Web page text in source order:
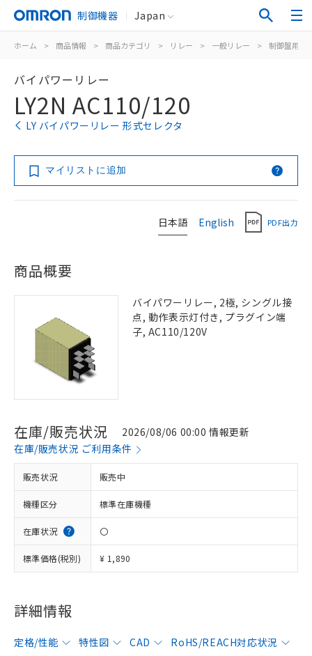
制御機器 Japan
ホーム > 商品情報 > 商品カテゴリ > リレー > 一般リレー > 制御盤用
バイパワーリレー
LY2N AC110/120
LY バイパワーリレー 形式セレクタ
マイリストに追加
日本語 English PDF出力
商品概要
バイパワーリレー, 2極, シングル接
点, 動作表示灯付き, プラグイン端
子, AC110/120V
在庫/販売状況
2026/08/06 00:00 情報更新
在庫/販売状況 ご利用条件
販売状況 販売中
機種区分 標準在庫機種
在庫状況 〇
標準価格(税別) ¥ 1,890
詳細情報
定格/性能 特性図 CAD
RoHS/REACH対応状況